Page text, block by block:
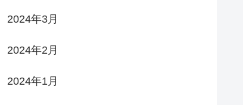
2024年3月
2024年2月
2024年1月